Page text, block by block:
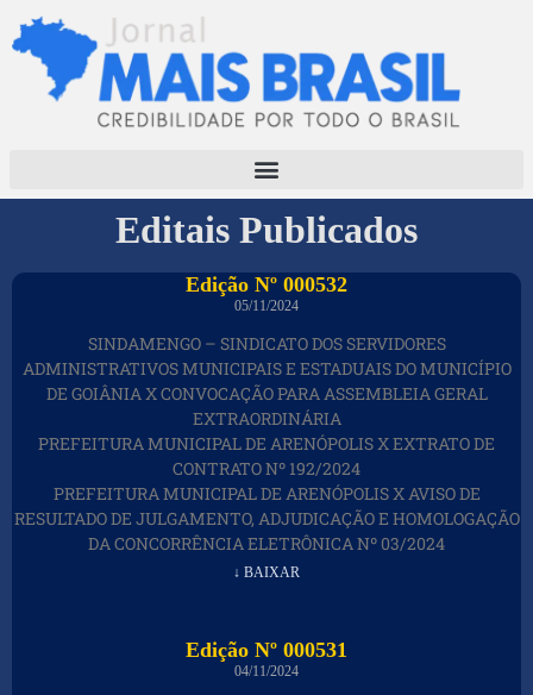
Editais Publicados
Edição Nº 000532
05/11/2024
SINDAMENGO – SINDICATO DOS SERVIDORES
ADMINISTRATIVOS MUNICIPAIS E ESTADUAIS DO MUNICÍPIO
DE GOIÂNIA X CONVOCAÇÃO PARA ASSEMBLEIA GERAL
EXTRAORDINÁRIA
PREFEITURA MUNICIPAL DE ARENÓPOLIS X EXTRATO DE
CONTRATO Nº 192/2024
PREFEITURA MUNICIPAL DE ARENÓPOLIS X AVISO DE
RESULTADO DE JULGAMENTO, ADJUDICAÇÃO E HOMOLOGAÇÃO
DA CONCORRÊNCIA ELETRÔNICA Nº 03/2024
↓ BAIXAR
Edição Nº 000531
04/11/2024